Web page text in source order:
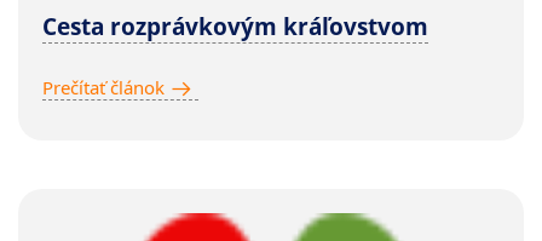
Cesta rozprávkovým kráľovstvom
Prečítať článok